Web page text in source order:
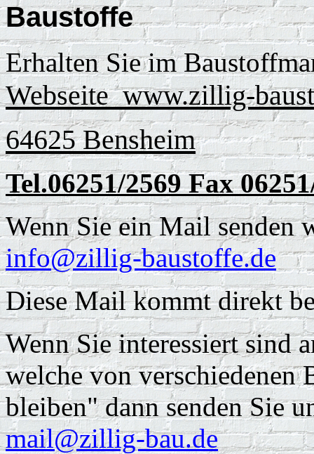
Baustoffe
Erhalten Sie im
Webseite www.zillig-
64625 Bensheim
Tel.06251/2569 Fax
Wenn Sie ein Mail senden
info@zillig-baustoffe.de
Diese Mail kommt direkt
Wenn Sie interessiert sind
welche von verschiedenen
bleiben" dann senden Sie
mail@zillig-bau.de